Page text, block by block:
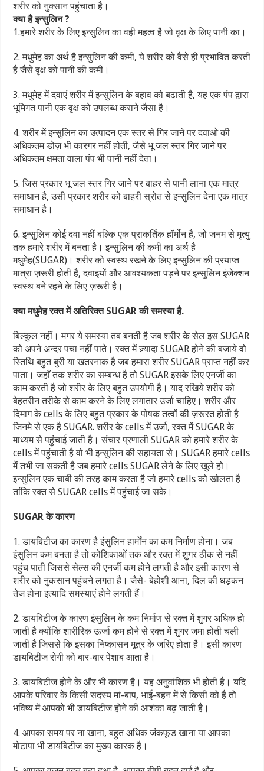
शरीर को नुक्सान पहुंचाता है।
क्या है इन्सुलिन ?
1.हमारे शरीर के लिए इन्सुलिन का वही महत्व है जो वृक्ष के लिए पानी का।
2. मधुमेह का अर्थ है इन्सुलिन की कमी, ये शरीर को वैसे ही प्रभावित करती
है जैसे वृक्ष को पानी की कमी।
3. मधुमेह में दवाएं शरीर में इन्सुलिन के बहाव को बढाती है, यह एक पंप द्वारा
भूमिगत पानी एक वृक्ष को उपलब्ध कराने जैसा है।
4. शरीर में इन्सुलिन का उत्पादन एक स्तर से गिर जाने पर दवाओ की
अधिकतम डोज़ भी कारगर नहीं होती, जैसे भू जल स्तर गिर जाने पर
अधिकतम क्षमता वाला पंप भी पानी नहीं देता।
5. जिस प्रकार भू जल स्तर गिर जाने पर बाहर से पानी लाना एक मात्र
समाधान है, उसी प्रकार शरीर को बाहरी स्रोत से इन्सुलिन देना एक मात्र
समाधान है।
6. इन्सुलिन कोई दवा नहीं बल्कि एक प्राकर्तिक हॉर्मोन है, जो जनम से मृत्यु
तक हमारे शरीर में बनता है। इन्सुलिन की कमी का अर्थ है
मधुमेह(SUGAR)। शरीर को स्वस्थ रखने के लिए इन्सुलिन की प्रयाप्त
मात्रा ज़रूरी होती है, दवाइयों और आवश्यकता पड़ने पर इन्सुलिन इंजेक्शन
स्वस्थ बने रहने के लिए ज़रूरी है।
क्या मधुमेह रक्त में अतिरिक्त SUGAR की समस्या है.
बिल्कुल नहीं। मगर ये समस्या तब बनती है जब शरीर के सेल इस SUGAR
को अपने अन्दर पचा नहीं पाते। रक्त में ज़्यादा SUGAR होने की बजाये वो
स्तिथि बहुत बुरी या खतरनाक है जब हमारा शरीर SUGAR प्राप्त नहीं कर
पाता। जहाँ तक शरीर का सम्बन्ध है तो SUGAR इसके लिए एनर्जी का
काम करती है जो शरीर के लिए बहुत उपयोगी है। याद रखिये शरीर को
बेहतरीन तरीके से काम करने के लिए लगातार उर्जा चाहिए। शरीर और
दिमाग के cells के लिए बहुत प्रकार के पोषक तत्वों की ज़रूरत होती है
जिनमे से एक है SUGAR. शरीर के cells में उर्जा, रक्त में SUGAR के
माध्यम से पहुंचाई जाती है। संचार प्रणाली SUGAR को हमारे शरीर के
cells में पहुंचाती है वो भी इन्सुलिन की सहायता से। SUGAR हमारे cells
में तभी जा सकती है जब हमारे cells SUGAR लेने के लिए खुले हो।
इन्सुलिन एक चाबी की तरह काम करता है जो हमारे cells को खोलता है
तांकि रक्त से SUGAR cells में पहुंचाई जा सके।
SUGAR के कारण
1. डायबिटीज का कारण है इंसुलिन हार्मोंन का कम निर्माण होना। जब
इंसुलिन कम बनता है तो कोशिकाओं तक और रक्त में शुगर ठीक से नहीं
पहुंच पाती जिससे सेल्स की एनर्जी कम होने लगती है और इसी कारण से
शरीर को नुकसान पहुंचने लगता है। जैसे- बेहोशी आना, दिल की धड़कन
तेज होना इत्यादि समस्याएं होने लगती हैं।
2. डायबिटीज के कारण इंसुलिन के कम निर्माण से रक्त में शुगर अधिक हो
जाती है क्योंकि शारीरिक ऊर्जा कम होने से रक्त में शुगर जमा होती चली
जाती है जिससे कि इसका निष्कासन मूत्र के जरिए होता है। इसी कारण
डायबिटीज रोगी को बार-बार पेशाब आता है।
3. डायबिटीज होने के और भी कारण है। यह अनुवांशिक भी होती है। यदि
आपके परिवार के किसी सदस्य मां-बाप, भाई-बहन में से किसी को है तो
भविष्य में आपको भी डायबिटीज होने की आशंका बढ़ जाती है।
4. आपका समय पर ना खाना, बहुत अधिक जंकफूड खाना या आपका
मोटापा भी डायबिटीज का मुख्य कारक है।